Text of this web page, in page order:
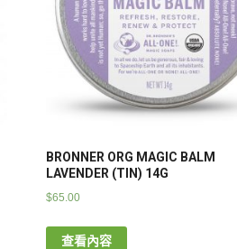
BRONNER ORG MAGIC BALM
LAVENDER (TIN) 14G
$65.00
查看內容